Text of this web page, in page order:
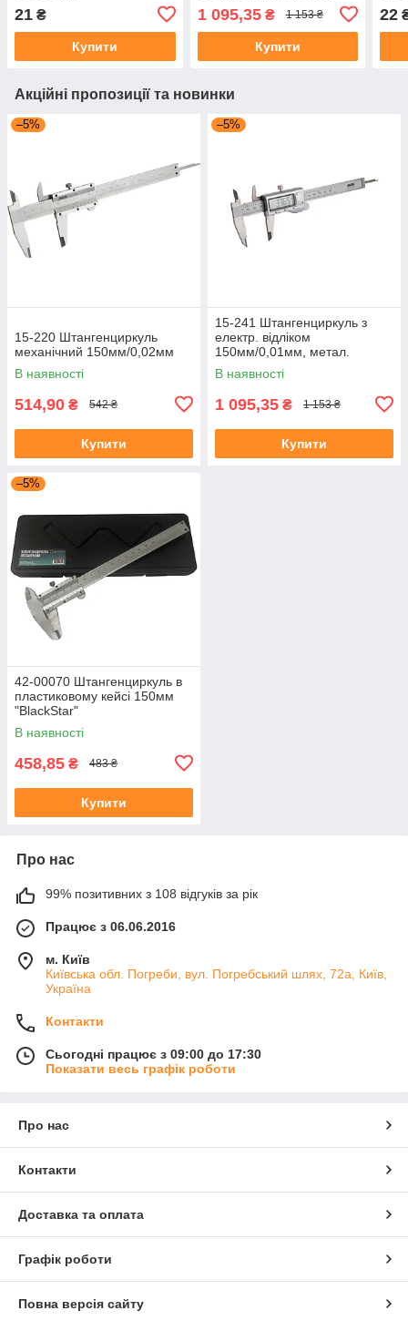
21 ₴
Купити
1 095,35₴ 1 153 ₴
Купити
22
Акційні пропозиції та новинки
–5%
15-220 Штангенциркуль
механічний 150мм/0,02мм
В наявності
514,90 ₴ 542 ₴
Купити
–5%
15-241 Штангенциркуль з
електр. відліком
150мм/0,01мм, метал.
корпус, PREMIUM
В наявності
1 095,35 ₴ 1 153 ₴
Купити
–5%
42-00070 Штангенциркуль в
пластиковому кейсі 150мм
"BlackStar"
В наявності
458,85 ₴ 483 ₴
Купити
Про нас
99% позитивних з 108 відгуків за рік
Працює з 06.06.2016
м. Київ
Київська обл. Погреби, вул. Погребський шлях, 72а, Київ,
Україна
Контакти
Сьогодні працює з 09:00 до 17:30
Показати весь графік роботи
Про нас
Контакти
Доставка та оплата
Графік роботи
Повна версія сайту